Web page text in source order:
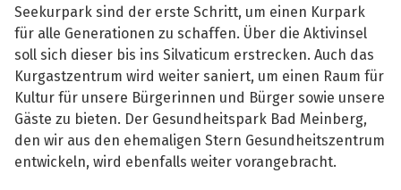
Seekurpark sind der erste Schritt, um einen Kurpark
für alle Generationen zu schaffen. Über die Aktivinsel
soll sich dieser bis ins Silvaticum erstrecken. Auch das
Kurgastzentrum wird weiter saniert, um einen Raum für
Kultur für unsere Bürgerinnen und Bürger sowie unsere
Gäste zu bieten. Der Gesundheitspark Bad Meinberg,
den wir aus den ehemaligen Stern Gesundheitszentrum
entwickeln, wird ebenfalls weiter vorangebracht.